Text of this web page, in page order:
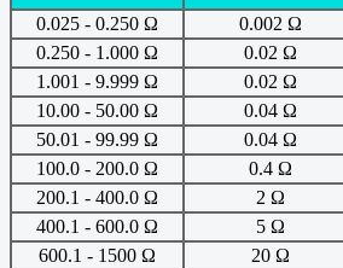
0.025 - 0.250 Ω
0.002 Ω
0.250 - 1.000 Ω
0.02 Ω
1.001 - 9.999 Ω
0.02 Ω
10.00 - 50.00 Ω
0.04 Ω
50.01 - 99.99 Ω
0.04 Ω
100.0 - 200.0 Ω
0.4 Ω
200.1 - 400.0 Ω
2 Ω
400.1 - 600.0 Ω
5 Ω
600.1 - 1500 Ω
20 Ω